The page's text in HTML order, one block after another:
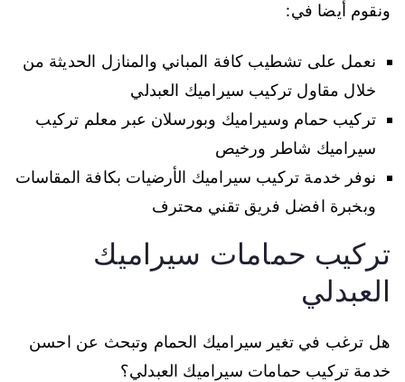
ونقوم أيضا في:
نعمل على تشطيب كافة المباني والمنازل الحديثة من
خلال مقاول تركيب سيراميك العبدلي
تركيب حمام وسيراميك وبورسلان عبر معلم تركيب
سيراميك شاطر ورخيص
نوفر خدمة تركيب سيراميك الأرضيات بكافة المقاسات
وبخبرة افضل فريق تقني محترف
تركيب حمامات سيراميك
العبدلي
هل ترغب في تغير سيراميك الحمام وتبحث عن احسن
خدمة تركيب حمامات سيراميك العبدلي؟